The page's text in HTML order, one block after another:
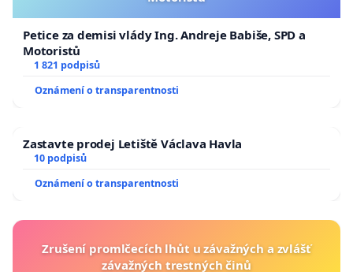
Petice za demisi vlády Ing. Andreje Babiše, SPD a
Motoristů
1 821 podpisů
Oznámení o transparentnosti
Zastavte prodej Letiště Václava Havla
10 podpisů
Oznámení o transparentnosti
Zrušení promlčecích lhůt u závažných a zvlášť
závažných trestných činů